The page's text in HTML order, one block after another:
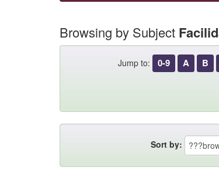
Browsing by Subject
Jump to: 0-9 A B
Sort by: